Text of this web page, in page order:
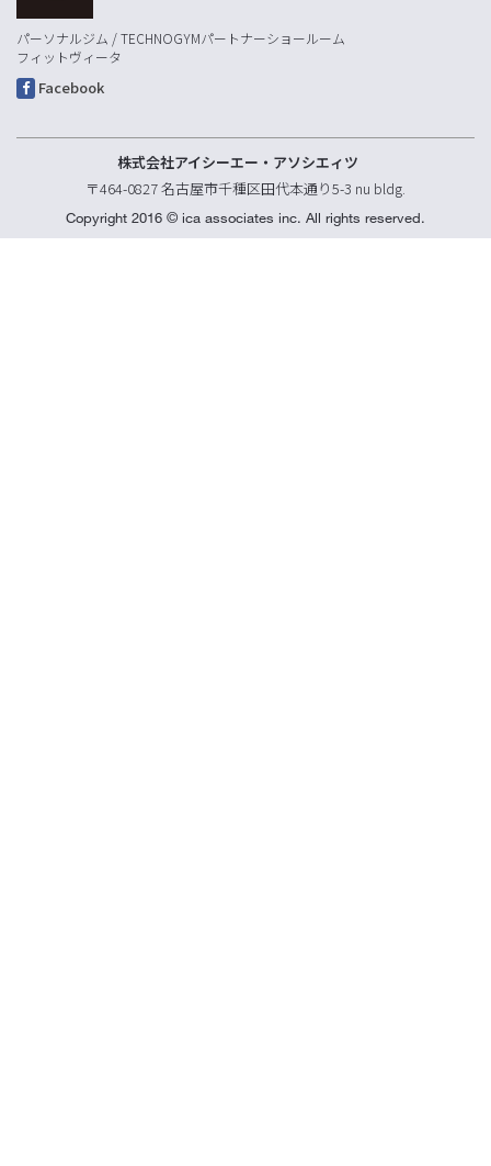
パーソナルジム / TECHNOGYMパートナーショールーム
フィットヴィータ
Facebook
株式会社アイシーエー・アソシエィツ
〒464-0827 名古屋市千種区田代本通り5-3 nu bldg.
Copyright 2016 © ica associates inc. All rights reserved.